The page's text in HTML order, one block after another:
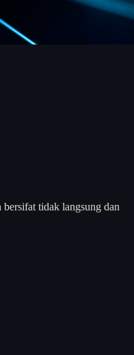
tidak langsung dan